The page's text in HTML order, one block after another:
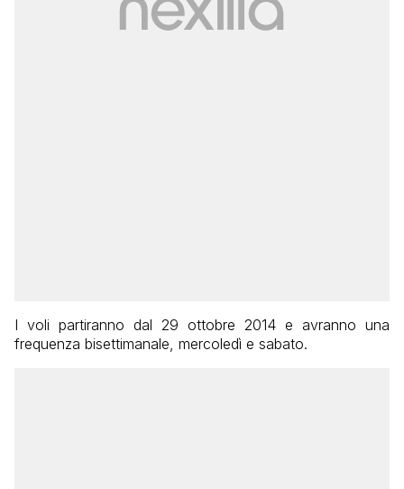
I voli partiranno dal 29 ottobre 2014 e avranno una
frequenza bisettimanale, mercoledì e sabato.